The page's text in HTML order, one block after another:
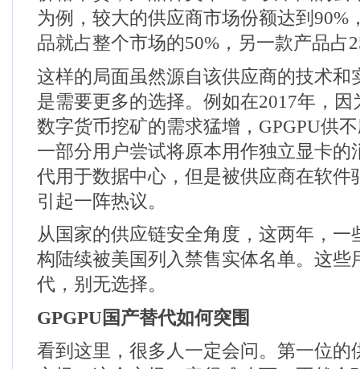
为例，较大的供应商市场份额达到 90%
品就占整个市场的50% ，另一款产品占
这样的局面虽然源自该供应商的技术和
是需要更多的选择。例如在2017年，因
数字货币挖矿的需求猛增， GPGPU供
一部分用户尝试将原本用作独立显卡的
代用于数据中心，但是被供应商在软件
引起一阵热议。
从国家的供应链安全角度，这两年，一
构陆续被美国列入禁售实体名单。这些
代，别无选择。
GPGPU 国产替代如何突围
看到这里，很多人一定会问。第一位的